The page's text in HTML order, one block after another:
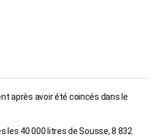
après avoir été coincés dans le
les 40 000 litres de Sousse, 8 832